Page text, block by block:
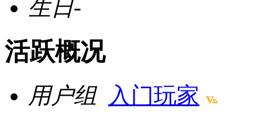
生日-
活跃概况
用户组 入门玩家